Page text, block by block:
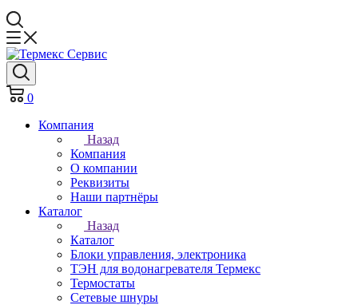
0
Компания
Назад
Компания
О компании
Реквизиты
Наши партнёры
Каталог
Назад
Каталог
Блоки управления, электроника
ТЭН для водонагревателя Термекс
Термостаты
Сетевые шнуры